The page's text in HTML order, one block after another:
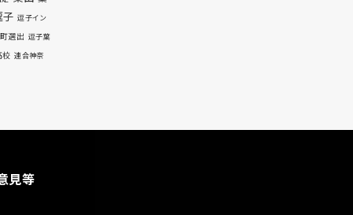
子 逗子イン
選出 逗子葉
校 連合神奈
見等